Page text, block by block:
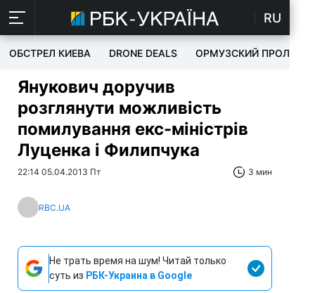
RU
ОБСТРЕЛ КИЕВА DRONE DEALS ОРМУЗСКИЙ ПРОЛИВ
Янукович доручив
розглянути можливість
помилування екс-міністрів
Луценка і Филипчука
22:14 05.04.2013 Пт 3 мин
RBC.UA
Не трать время на шум! Читай только
суть из РБК-Украина в Google